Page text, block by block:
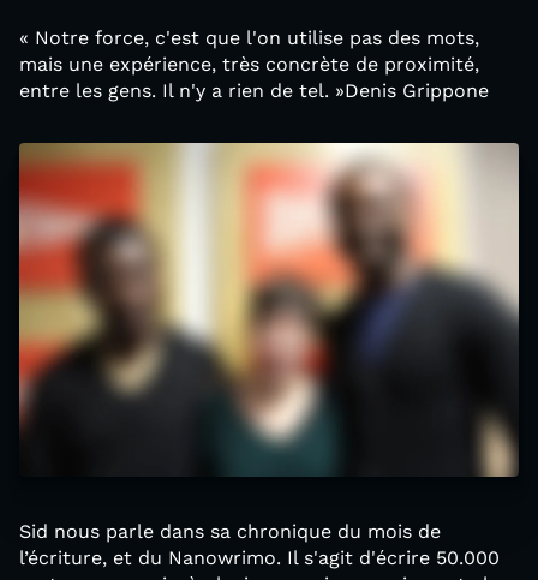
« Notre force, c'est que l'on utilise pas des mots,
mais une expérience, très concrète de proximité,
entre les gens. Il n'y a rien de tel. »Denis Grippone
Sid nous parle dans sa chronique du mois de
l’écriture, et du Nanowrimo. Il s'agit d'écrire 50.000